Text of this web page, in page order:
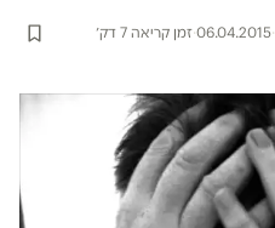
·
06.04.2015
·זמן קריאה 7 דק׳